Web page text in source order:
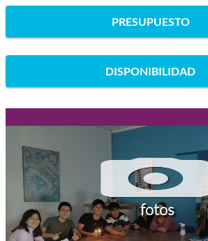
PRESUPUESTO
DISPONIBILIDAD
fotos